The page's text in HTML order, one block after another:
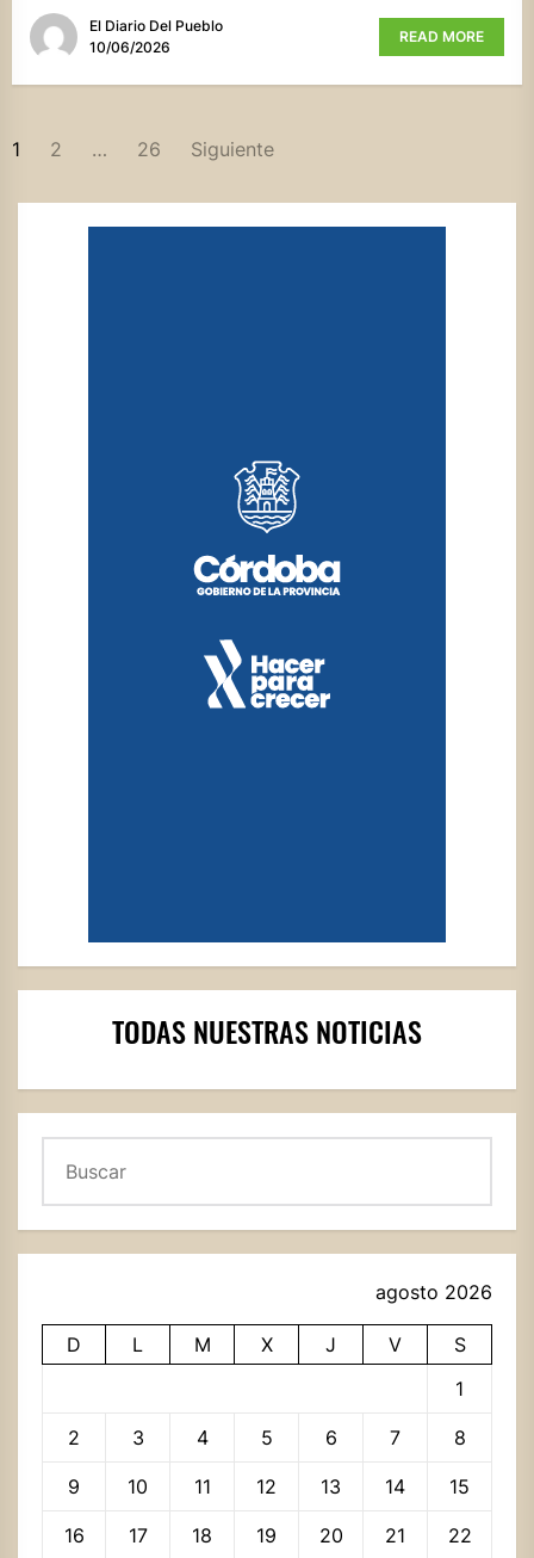
El Diario Del Pueblo
10/06/2026
READ MORE
PAGINACIÓN
ENTRADAS
1 2 … 26 Siguiente
TODAS NUESTRAS NOTICIAS
agosto 2026
D L M X J V
S
1
2 3 4 5 6 7 8
9 10 11 12 13 14 15
16 17 18 19 20 21 22